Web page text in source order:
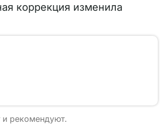
коррекция изменила
и рекомендуют.